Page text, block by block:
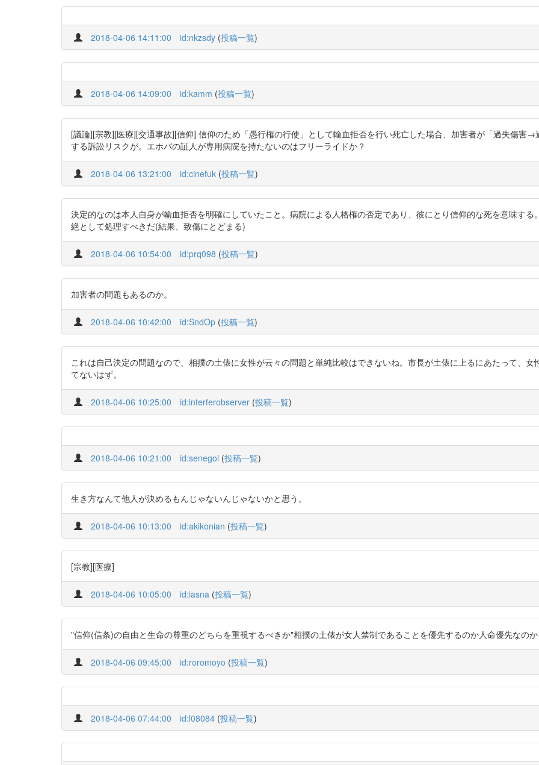
2018-04-06 14:11:00 id:nkzsdy (投稿一覧)
2018-04-06 14:09:00 id:kamm (投稿一覧)
[議論][宗教][医療][交通事故][信仰] 信仰のため「愚行権の行使」として輸血拒否を行い死亡した場合、加害者が「過失傷害
する訴訟リスクが。エホバの証人が専用病院を持たないのはフリーライドか？
2018-04-06 13:21:00 id:cinefuk (投稿一覧)
決定的なのは本人自身が輸血拒否を明確にしていたこと。病院による人格権の否定であり、彼にとり信仰的な死を意味す
絶として処理すべきだ(結果、致傷にとどまる)
2018-04-06 10:54:00 id:prq098 (投稿一覧)
加害者の問題もあるのか。
2018-04-06 10:42:00 id:SndOp (投稿一覧)
これは自己決定の問題なので、相撲の土俵に女性が云々の問題と単純比較はできないね。市長が土俵に上るにあたって、
てないはず。
2018-04-06 10:25:00 id:interferobserver (投稿一覧)
2018-04-06 10:21:00 id:senegol (投稿一覧)
生き方なんて他人が決めるもんじゃないんじゃないかと思う。
2018-04-06 10:13:00 id:akikonian (投稿一覧)
[宗教][医療]
2018-04-06 10:05:00 id:iasna (投稿一覧)
"信仰(信条)の自由と生命の尊重のどちらを重視するべきか"相撲の土俵が女人禁制であることを優先するのか人命優先なの
2018-04-06 09:45:00 id:roromoyo (投稿一覧)
2018-04-06 07:44:00 id:l08084 (投稿一覧)